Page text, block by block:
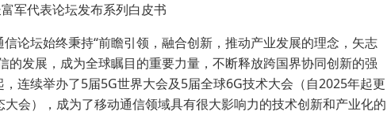
军代表论坛发布系列白皮书
论坛始终秉持“前瞻引领，融合创新，推动产业发展的理念，矢志
的发展，成为全球瞩目的重要力量，不断释放跨国界协同创新的强
，连续举办了5届5G世界大会及5届全球6G技术大会（自2025年起更
大会），成为了移动通信领域具有很大影响力的技术创新和产业化的